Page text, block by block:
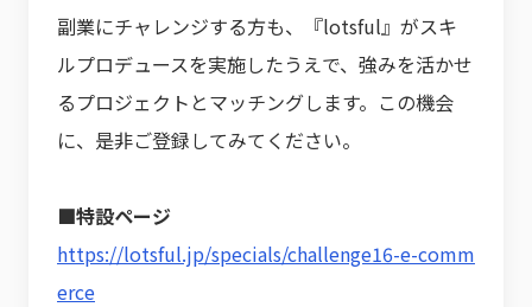
副業にチャレンジする方も、『lotsful』がスキ
ルプロデュースを実施したうえで、強みを活かせ
るプロジェクトとマッチングします。この機会
に、是非ご登録してみてください。
■特設ページ
https://lotsful.jp/specials/challenge16-e-comm
erce